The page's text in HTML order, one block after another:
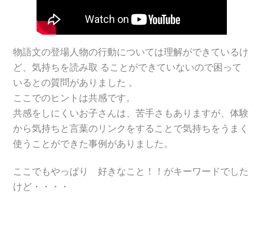
物語文の登場人物の行動については理解ができているけ
ど、気持ちを読み取 ることができていないので困って
いるとの質問がありました 。
ここでのヒントは共感です。
共感をしにくいお子さんは、苦手さもありますが、体験
から気持ちと言葉のリンクをすることで気持ちをうまく
使うことができた事例がありました。
ここでもやっぱり 好きなこと！！がキーワードでした
けど・・・・